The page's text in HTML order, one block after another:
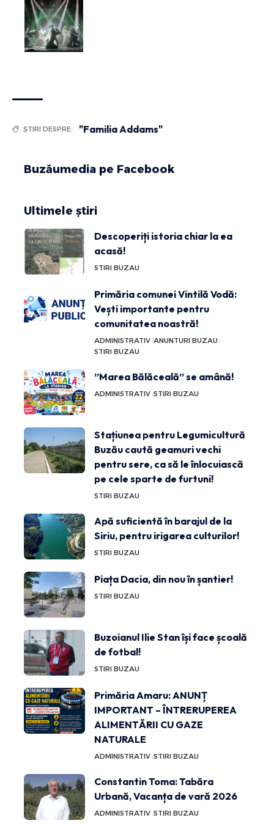
ȘTIRI DESPRE: "Familia Addams"
Buzăumedia pe Facebook
Ultimele știri
Descoperiți istoria chiar la ea
acasă!
STIRI BUZAU
Primăria comunei Vintilă Vodă:
Vești importante pentru
comunitatea noastră!
ADMINISTRATIV ANUNTURI BUZAU
STIRI BUZAU
”Marea Bălăceală” se amână!
ADMINISTRATIV STIRI BUZAU
Stațiunea pentru Legumicultură
Buzău caută geamuri vechi
pentru sere, ca să le înlocuiască
pe cele sparte de furtuni!
STIRI BUZAU
Apă suficientă în barajul de la
Siriu, pentru irigarea culturilor!
STIRI BUZAU
Piața Dacia, din nou în șantier!
STIRI BUZAU
Buzoianul Ilie Stan își face școală
de fotbal!
STIRI BUZAU
Primăria Amaru: ANUNȚ
IMPORTANT – ÎNTRERUPEREA
ALIMENTĂRII CU GAZE
NATURALE
ADMINISTRATIV STIRI BUZAU
Constantin Toma: Tabăra
Urbană, Vacanța de vară 2026
ADMINISTRATIV STIRI BUZAU